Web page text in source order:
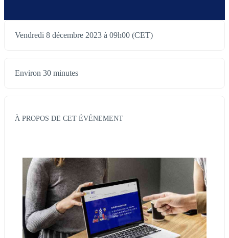
Vendredi 8 décembre 2023 à 09h00 (CET)
Environ 30 minutes
À PROPOS DE CET ÉVÉNEMENT